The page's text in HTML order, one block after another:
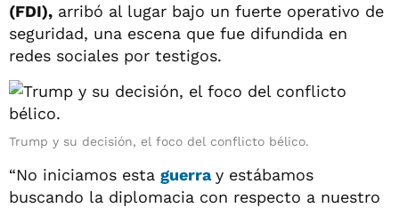
(FDI), arribó al lugar bajo un fuerte operativo de
seguridad, una escena que fue difundida en
redes sociales por testigos.
Trump y su decisión, el foco del conflicto bélico.
“No iniciamos esta guerray estábamos
buscando la diplomacia con respecto a nuestro